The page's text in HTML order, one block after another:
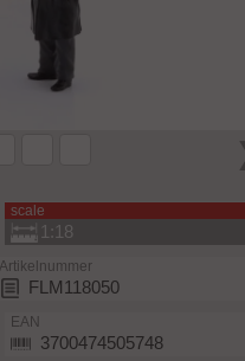
scale
1:18
Artikelnummer
FLM118050
EAN
3700474505748